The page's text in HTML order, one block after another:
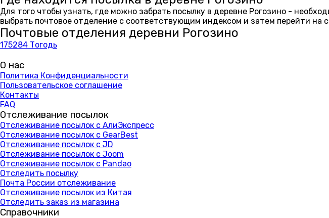
Для того чтобы узнать, где можно забрать посылку в деревне Рогозино -
выбрать почтовое отделение с соответствующим индексом и затем перейти
Почтовые отделения деревни Рогозино
175284 Тогодь
О нас
Политика Конфиденциальности
Пользовательское соглашение
Контакты
FAQ
Отслеживание посылок
Отслеживание посылок с АлиЭкспресс
Отслеживание посылок с GearBest
Отслеживание посылок с JD
Отслеживание посылок с Joom
Отслеживание посылок с Pandao
Отследить посылку
Почта России отслеживание
Отслеживание посылок из Китая
Отследить заказ из магазина
Справочники